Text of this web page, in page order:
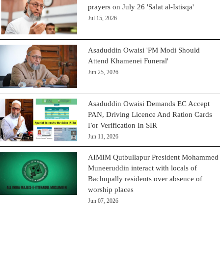
prayers on July 26 'Salat al-Istisqa'
Jul 15, 2026
Asaduddin Owaisi 'PM Modi Should
Attend Khamenei Funeral'
Jun 25, 2026
Asaduddin Owaisi Demands EC Accept
PAN, Driving Licence And Ration Cards
For Verification In SIR
Jun 11, 2026
AIMIM Qutbullapur President Mohammed
Muneeruddin interact with locals of
Bachupally residents over absence of
worship places
Jun 07, 2026